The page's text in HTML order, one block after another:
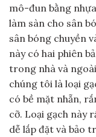
mô-đun bằng
làm sàn cho sân
sân bóng chuyền
này có hai phiên
trong nhà và
chúng tôi là loại
có bề mặt nhẵn,
cỡ. Loại gạch này
dễ lắp đặt và bảo